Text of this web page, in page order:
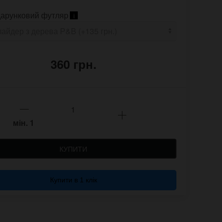
футляр i
360 грн.
мін. 1
КУПИТИ
Купити в 1 клік